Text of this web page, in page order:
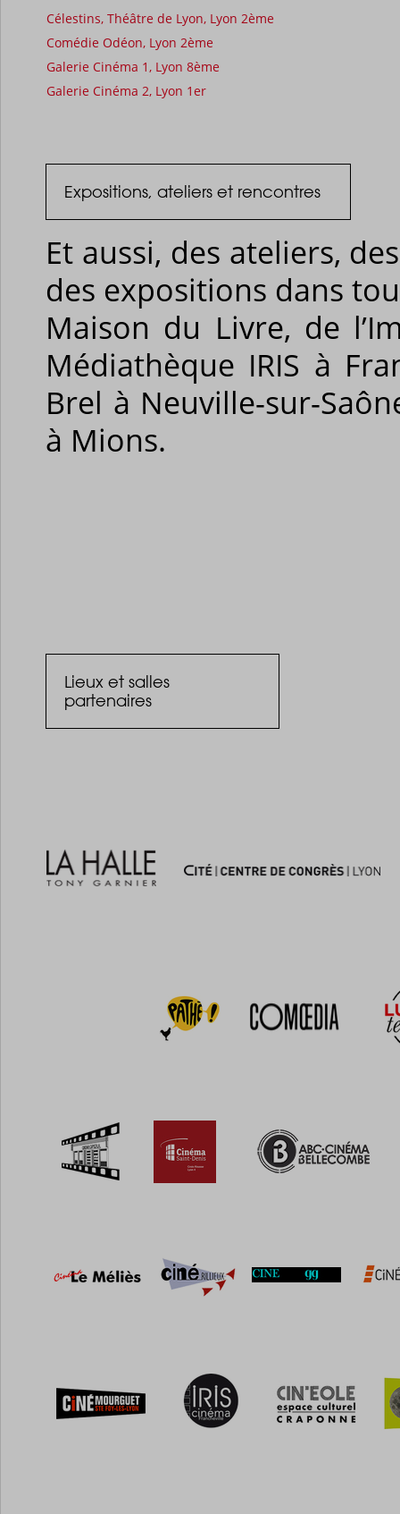
Célestins, Théâtre de Lyon, Lyon 2ème
Comédie Odéon, Lyon 2ème
Galerie Cinéma 1, Lyon 8ème
Galerie Cinéma 2, Lyon 1er
Expositions, ateliers et rencontres
Et aussi, des ateliers,
des expositions dans
Maison du Livre, de
Médiathèque IRIS à
Brel à Neuville-sur-
à Mions.
Lieux et salles
partenaires